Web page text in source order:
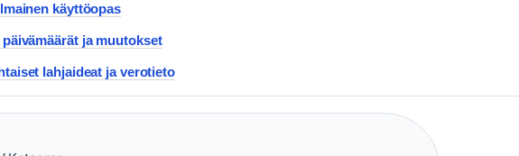
käyttöopas
ja muutokset
lahjaideat ja verotieto